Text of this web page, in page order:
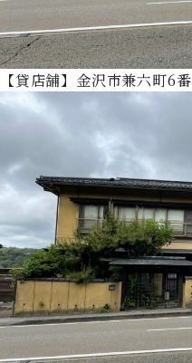
【貸店舗】金沢市兼六町6